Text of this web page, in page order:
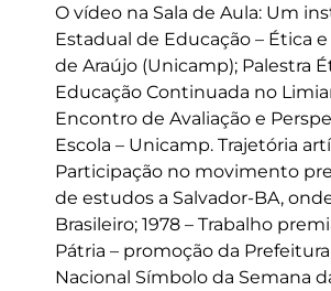
O vídeo na Sala de Aula: Um
Estadual de Educação – Ética
de Araújo (Unicamp); Palestra
Educação Continuada no
Encontro de Avaliação e
Escola – Unicamp. Trajetória
Participação no movimento
de estudos a Salvador-BA,
Brasileiro; 1978 – Trabalho
Pátria – promoção da
Nacional Símbolo da Semana